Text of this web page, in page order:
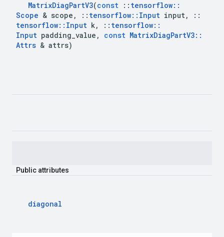
MatrixDiagPartV3(const :: tensorflow::
Scope & scope , :: tensorflow:: Input input,
::
tensorflow:: Input k, :: tensorflow::
Input padding value , const MatrixDiagPartV3::
Attrs & attrs)
Public attributes
diagonal